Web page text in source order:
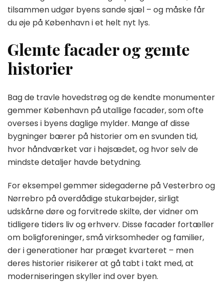
tilsammen udgør byens sande sjæl – og måske får
du øje på København i et helt nyt lys.
Glemte facader og gemte
historier
Bag de travle hovedstrøg og de kendte monumenter
gemmer København på utallige facader, som ofte
overses i byens daglige mylder. Mange af disse
bygninger bærer på historier om en svunden tid,
hvor håndværket var i højsædet, og hvor selv de
mindste detaljer havde betydning.
For eksempel gemmer sidegaderne på Vesterbro og
Nørrebro på overdådige stukarbejder, sirligt
udskårne døre og forvitrede skilte, der vidner om
tidligere tiders liv og erhverv. Disse facader fortæller
om boligforeninger, små virksomheder og familier,
der i generationer har præget kvarteret – men
deres historier risikerer at gå tabt i takt med, at
moderniseringen skyller ind over byen.